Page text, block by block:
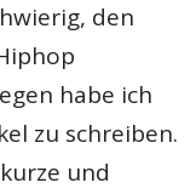
den
habe ich
zu schreiben.
und